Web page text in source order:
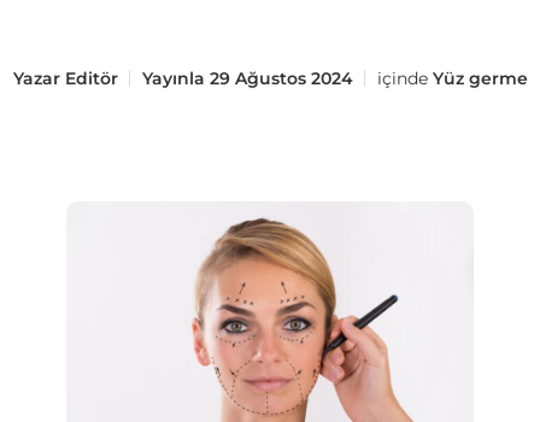
YazarEditör Yayınla 29 Ağustos 2024 içinde Yüz germe